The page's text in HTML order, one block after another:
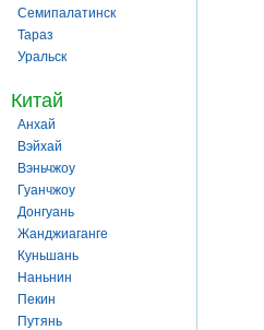
Семипалатинск
Тараз
Уральск
Китай
Анхай
Вэйхай
Вэньчжоу
Гуанчжоу
Донгуань
Жанджиаганге
Куньшань
Наньнин
Пекин
Путянь